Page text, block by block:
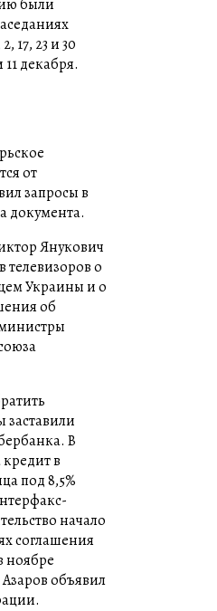
были
17, 23 и 30
11 декабря.
от
запросы в
документа.
Янукович
телевизоров о
Украины и о
об
В
в
под 8,5%
начало
соглашения
ноябре
объявил